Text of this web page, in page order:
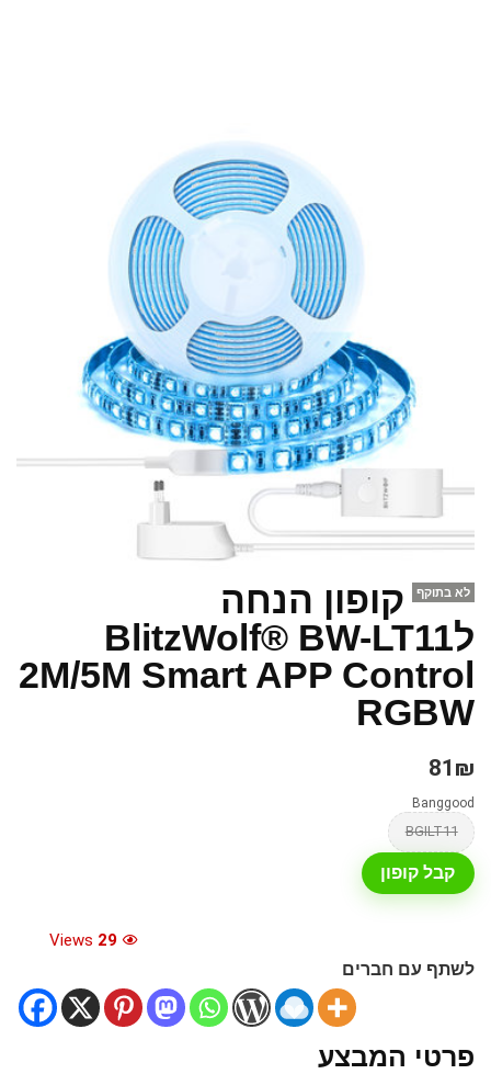
לא בתוקף
קופון הנחה
לBlitzWolf® BW-LT11
2M/5M Smart APP Control
RGBW
81₪
Banggood
BGILT11
קבל קופון
29
לשתף עם חברים
פרטי המבצע